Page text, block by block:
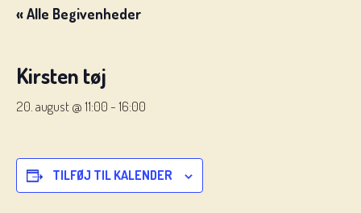
« Alle Begivenheder
Kirsten tøj
20. august @ 11:00 -16:00
TILFØJ TIL KALENDER